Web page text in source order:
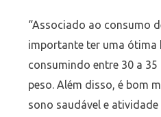
“Associado ao consumo
importante ter uma ótima
consumindo entre 30 a
peso. Além disso, é bom
sono saudável e